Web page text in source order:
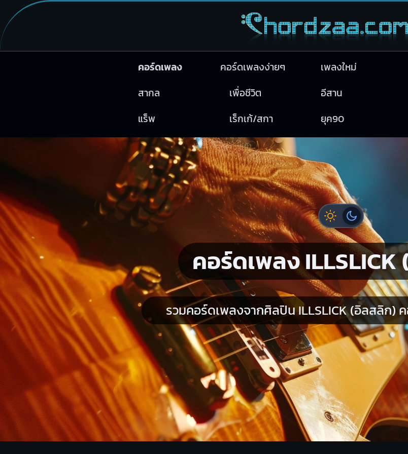
คอร์ดเพลง คอร์ดเพลงง่ายๆ เพลงใหม่
สากล
เพื่อชีวิต อีสาน
แร็พ
เร็กเก้/สกา ยุค90
คอร์ดเพลง
รวมคอร์ดเพลงจากศิลปิน ILLSLICK (อิลสลิก)